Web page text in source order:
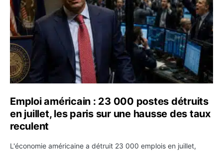
Emploi américain : 23 000 postes détruits
en juillet, les paris sur une hausse des taux
reculent
L'économie américaine a détruit 23 000 emplois en juillet,